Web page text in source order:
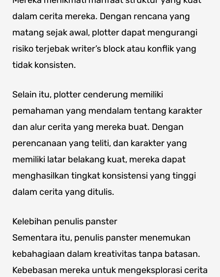
dalam cerita mereka. Dengan rencana yang
matang sejak awal, plotter dapat mengurangi
risiko terjebak writer’s block atau konflik yang
tidak konsisten.
Selain itu, plotter cenderung memiliki
pemahaman yang mendalam tentang karakter
dan alur cerita yang mereka buat. Dengan
perencanaan yang teliti, dan karakter yang
memiliki latar belakang kuat, mereka dapat
menghasilkan tingkat konsistensi yang tinggi
dalam cerita yang ditulis.
Kelebihan penulis panster
Sementara itu, penulis panster menemukan
kebahagiaan dalam kreativitas tanpa batasan.
Kebebasan mereka untuk mengeksplorasi cerita